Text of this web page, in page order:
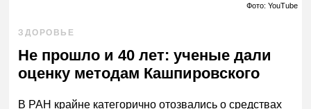
Фото: YouTube
ЗДОРОВЬЕ
Не прошло и 40 лет: ученые дали
оценку методам Кашпировского
В РАН крайне категорично отозвались о средствах